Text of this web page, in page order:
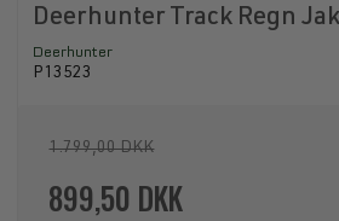
Deerhunter Track Regn
Deerhunter
P13523
1.799,00 DKK
899,50 DKK